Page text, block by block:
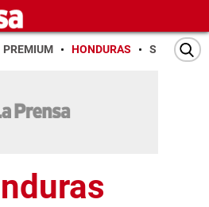
PREMIUM HONDURAS SAN PEDRO